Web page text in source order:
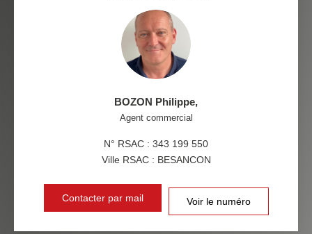
BOZON Philippe,
Agent commercial
N° RSAC : 343 199 550
Ville RSAC : BESANCON
Contacter par mail Voir le numéro